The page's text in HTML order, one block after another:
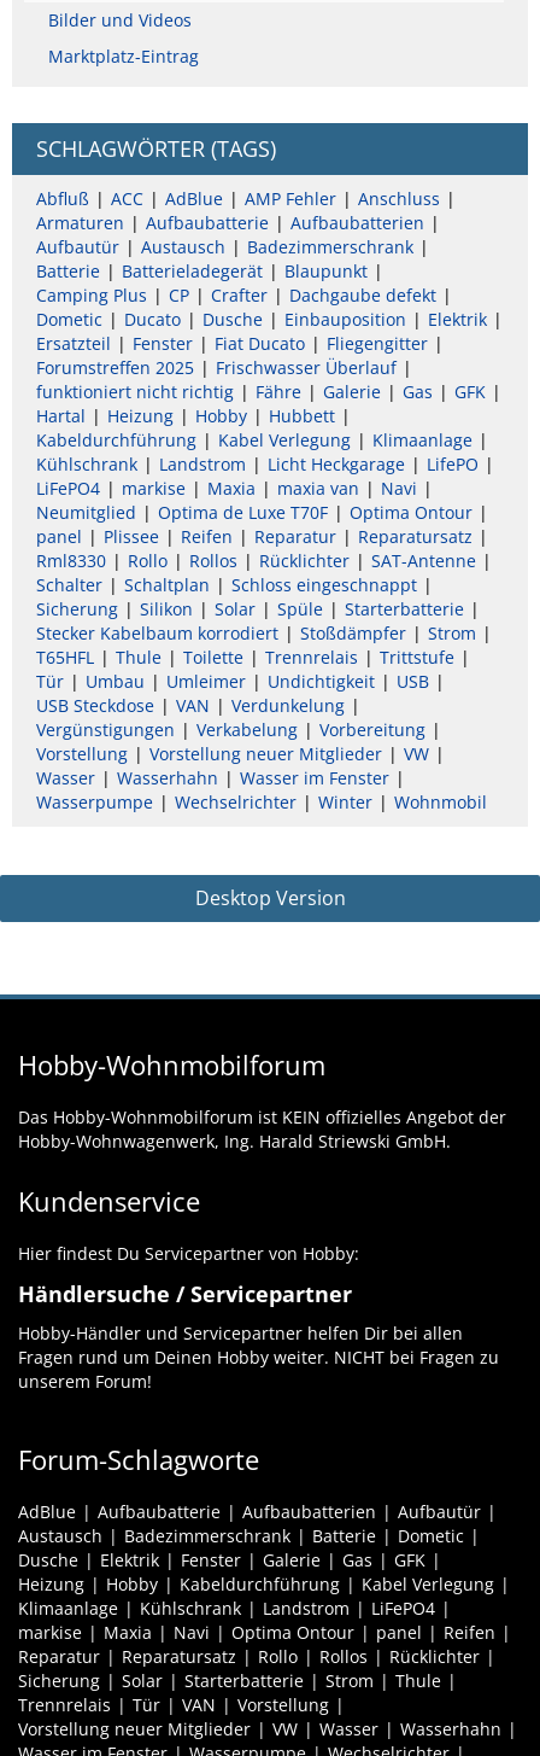
Bilder und Videos
Marktplatz-Eintrag
SCHLAGWÖRTER (TAGS)
Abfluß ACC AdBlue AMP Fehler
Anschluss
Armaturen
Aufbaubatterie
Aufbaubatterien
Aufbautür
Austausch
Badezimmerschrank
Batterie
Batterieladegerät
Blaupunkt
Camping Plus
CP Crafter
Dachgaube defekt
Dometic
Ducato Dusche Einbauposition
Elektrik
Ersatzteil
Fenster Fiat Ducato
Fliegengitter
Forumstreffen 2025
Frischwasser Überlauf
funktioniert nicht richtig
Fähre Galerie Gas
GFK
Hartal
Heizung Hobby
Hubbett
Kabeldurchführung
Kabel Verlegung
Klimaanlage
Kühlschrank
Landstrom Licht Heckgarage
LifePO
LiFePO4
markise Maxia maxia van
Navi
Neumitglied
Optima de Luxe T70F
Optima Ontour
panel
Plissee Reifen Reparatur
Reparatursatz
Rml8330
Rollo Rollos Rücklichter
SAT-Antenne
Schalter
Schaltplan
Schloss eingeschnappt
Sicherung
Silikon Solar Spüle
Starterbatterie
Stecker Kabelbaum korrodiert
Stoßdämpfer
Strom
T65HFL
Thule Toilette Trennrelais
Trittstufe
Tür
Umbau Umleimer Undichtigkeit
USB
USB Steckdose
VAN
Verdunkelung
Vergünstigungen
Verkabelung
Vorbereitung
Vorstellung
Vorstellung neuer Mitglieder
VW
Wasser
Wasserhahn
Wasser im Fenster
Wasserpumpe
Wechselrichter Winter Wohnmobil
Desktop Version
Hobby-Wohnmobilforum
Das Hobby-Wohnmobilforum ist KEIN offizielles Angebot der
Hobby-Wohnwagenwerk, Ing. Harald Striewski GmbH.
Kundenservice
Hier findest Du Servicepartner von Hobby:
Händlersuche / Servicepartner
Hobby-Händler und Servicepartner helfen Dir bei allen
Fragen rund um Deinen Hobby weiter. NICHT bei Fragen zu
unserem Forum!
Forum-Schlagworte
AdBlue Aufbaubatterie Aufbaubatterien
Aufbautür
Austausch
Badezimmerschrank Batterie
Dometic
Dusche
Elektrik Fenster Galerie Gas
GFK
Heizung
Hobby Kabeldurchführung
Kabel Verlegung
Klimaanlage
Kühlschrank Landstrom
LiFePO4
markise
Maxia Navi Optima Ontour panel
Reifen
Reparatur
Reparatursatz Rollo Rollos
Rücklichter
Sicherung
Solar Starterbatterie Strom
Thule
Trennrelais
Tür VAN
Vorstellung
Vorstellung neuer Mitglieder
VW Wasser
Wasserhahn